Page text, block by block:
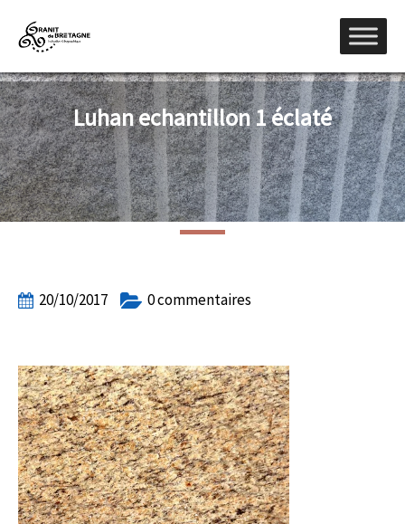
Luhan echantillon 1 éclaté
20/10/2017 0 commentaires